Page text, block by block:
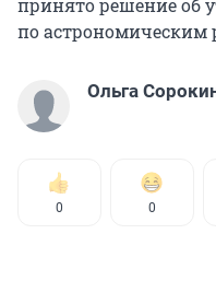
принято решение об
по астрономическим
Ольга
0 0